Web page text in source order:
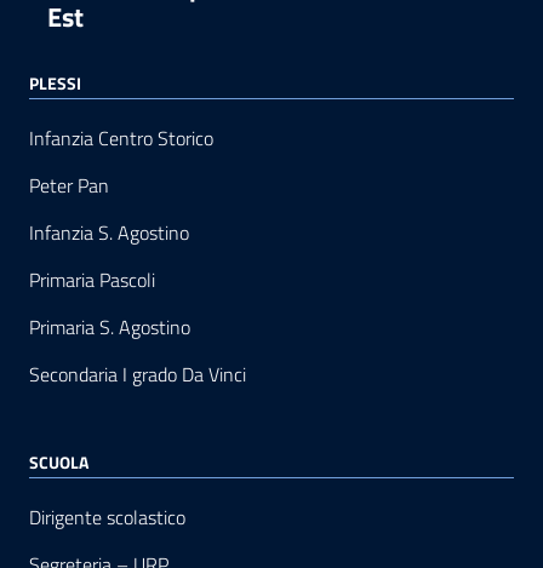
Est
PLESSI
Infanzia Centro Storico
Peter Pan
Infanzia S. Agostino
Primaria Pascoli
Primaria S. Agostino
Secondaria I grado Da Vinci
SCUOLA
Dirigente scolastico